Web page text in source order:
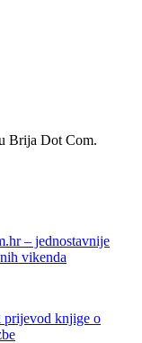
Brija Dot Com.
– jednostavnije
vikenda
prijevod knjige o